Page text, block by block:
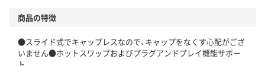
商品の特徴
●スライド式でキャップレスなので、キャップをなくす心配がござ
いません●ホットスワップおよびプラグアンドプレイ機能サポー